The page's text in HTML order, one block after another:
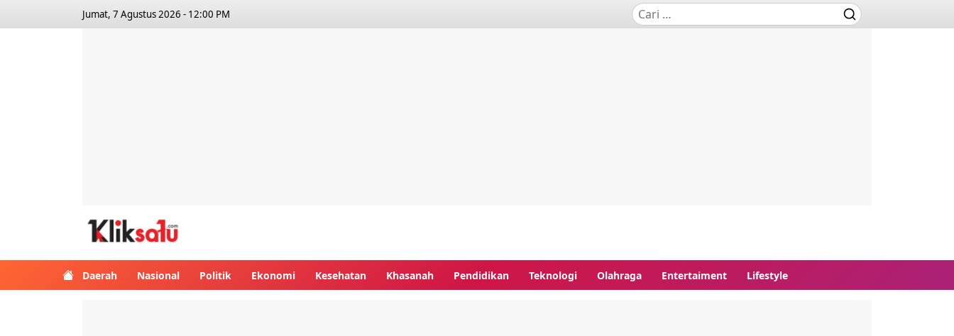
Jumat, 7 Agustus 2026 - 12:00 PM
Daerah Nasional Politik Ekonomi Kesehatan Khasanah Pendidikan Teknologi Olahraga Entertaiment Lifestyle